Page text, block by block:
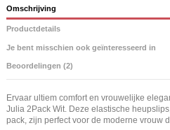
Omschrijving
Productdetails
Je bent misschien ook geïnteresseerd in
Beoordelingen (2)
Ervaar ultiem comfort en vrouwelijke
Julia 2Pack Wit. Deze elastische
pack, zijn perfect voor de moderne vrouw